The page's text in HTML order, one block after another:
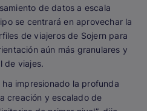
de datos a escala
se centrará en aprovechar la
de viajeros de Sojern para
aún más granulares y
de viajes.
impresionado la profunda
creación y escalado de